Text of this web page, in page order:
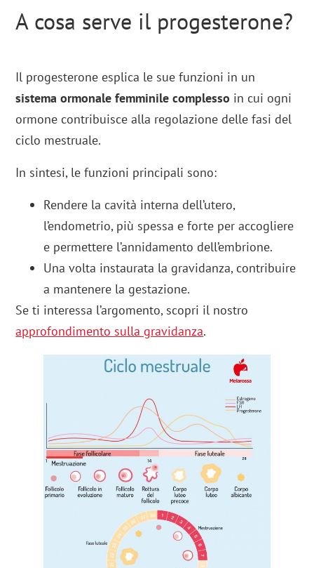
A cosa serve il progesterone?
Il progesterone esplica le sue funzioni in un
sistema ormonale femminile complesso in cui ogni
ormone contribuisce alla regolazione delle fasi del
ciclo mestruale.
In sintesi, le funzioni principali sono:
Rendere la cavità interna dell’utero,
l’endometrio, più spessa e forte per accogliere
e permettere l’annidamento dell’embrione.
Una volta instaurata la gravidanza, contribuire
a mantenere la gestazione.
Se ti interessa l’argomento, scopri il nostro
approfondimento sulla gravidanza.